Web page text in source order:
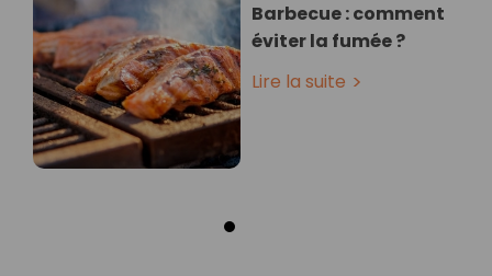
Barbecue : comment
éviter la fumée ?
Lire la suite